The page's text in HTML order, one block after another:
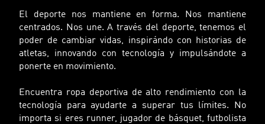
El deporte nos mantiene en forma. Nos mantiene
centrados. Nos une. A través del deporte, tenemos el
poder de cambiar vidas, inspirándo con historias de
atletas, innovando con tecnología y impulsándote a
ponerte en movimiento.
Encuentra ropa deportiva de alto rendimiento con la
tecnología para ayudarte a superar tus límites. No
importa si eres runner, jugador de básquet, futbolista